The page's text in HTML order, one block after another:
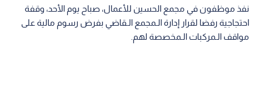
نفذ موظفون في مجمع الحسين للأعمال، صباح يوم الأحد، وقفة
احتجاجية رفضا لقرار إدارة الـمجمع الـقاضي بفرض رسوم مالية على
مواقف الـمركبات الـمخصصة لهم.